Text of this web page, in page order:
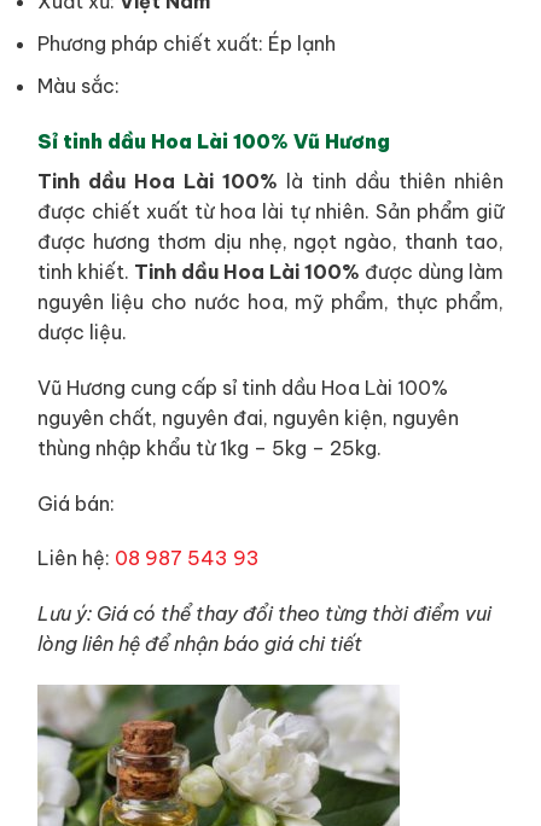
Phương pháp chiết xuất: Ép lạnh
Màu sắc:
Sỉ tinh dầu Hoa Lài 100% Vũ Hương
Tinh dầu Hoa Lài 100% là tinh dầu thiên nhiên
được chiết xuất từ hoa lài tự nhiên. Sản phẩm giữ
được hương thơm dịu nhẹ, ngọt ngào, thanh tao,
tinh khiết. Tinh dầu Hoa Lài 100% được dùng làm
nguyên liệu cho nước hoa, mỹ phẩm, thực phẩm,
dược liệu.
Vũ Hương cung cấp sỉ tinh dầu Hoa Lài 100%
nguyên chất, nguyên đai, nguyên kiện, nguyên
thùng nhập khẩu từ 1kg – 5kg – 25kg.
Giá bán:
Liên hệ: 08 987 543 93
Lưu ý: Giá có thể thay đổi theo từng thời điểm vui
lòng liên hệ để nhận báo giá chi tiết